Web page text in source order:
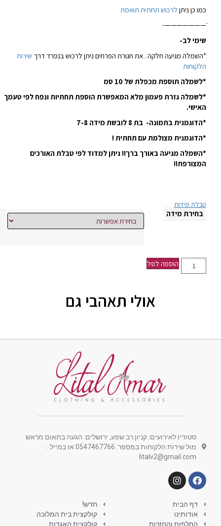
כמו כן ניתן לרכוש תחתית תואמת
ֹֹֹֹֹֹֹֹֹֹֹֹֹֹֹֹֹֹֹֹֹֹֹֹֹֹֹֹֹֹֹֹֹֹֹֹֹֹֹֹֹֹֹֹֹֹֹֹֹֹֹ———————-
שימי לב-
*השמלה מגיעה חלקה . את חגורת הפרחים ניתן לרכוש בנפרד דרך שירות
הלקוחות
*לשמלה תוספת מכפלת של 10 סמ
*לשמלה גזרת פעמון מלא המאפשרת הוספת תחתיות ונפח לפי טעמך
האישי.
*הדוגמנית בתמונה- בת 8 לובשת מידה 7-8
*הדוגמנית מצולמת עם תחתית !
*השמלה מגיעה באורך ברך!! ניתן למדוד לפי טבלת האורכים
המצורפת!!
טבלת מידות
בחירת מידה
הוספה לסל
אולי תאהבי גם
סטודיו לאירועים: קניון רב שפע, ירושלים. הגעה בתאום מראש
מול שירות הלקוחות במספר: 0547467766 או במייל :
litalv2@gmail.com
דף הבית
אודותינו
החלפות והחזרות
חדש!
קולקצית בית המלוכה
קולקצית האגדות